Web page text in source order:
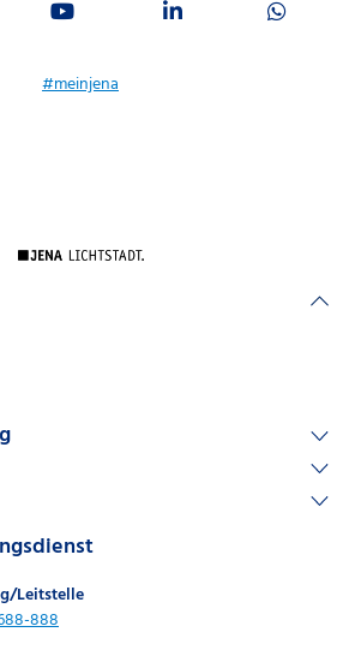
#meinjena
Leitstelle
888